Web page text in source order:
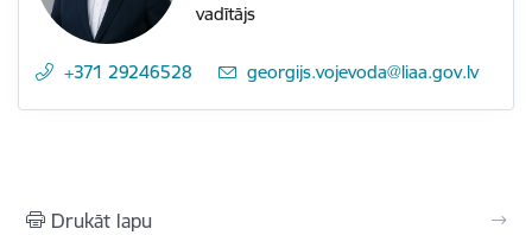
vadītājs
+371 29246528 E-pasts:
georgijs.vojevoda@liaa.gov.lv
Drukāt lapu